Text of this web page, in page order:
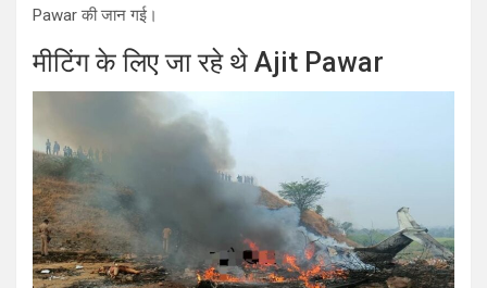
Pawar की जान गई।
मीटिंग के लिए जा रहे थे Ajit Pawar